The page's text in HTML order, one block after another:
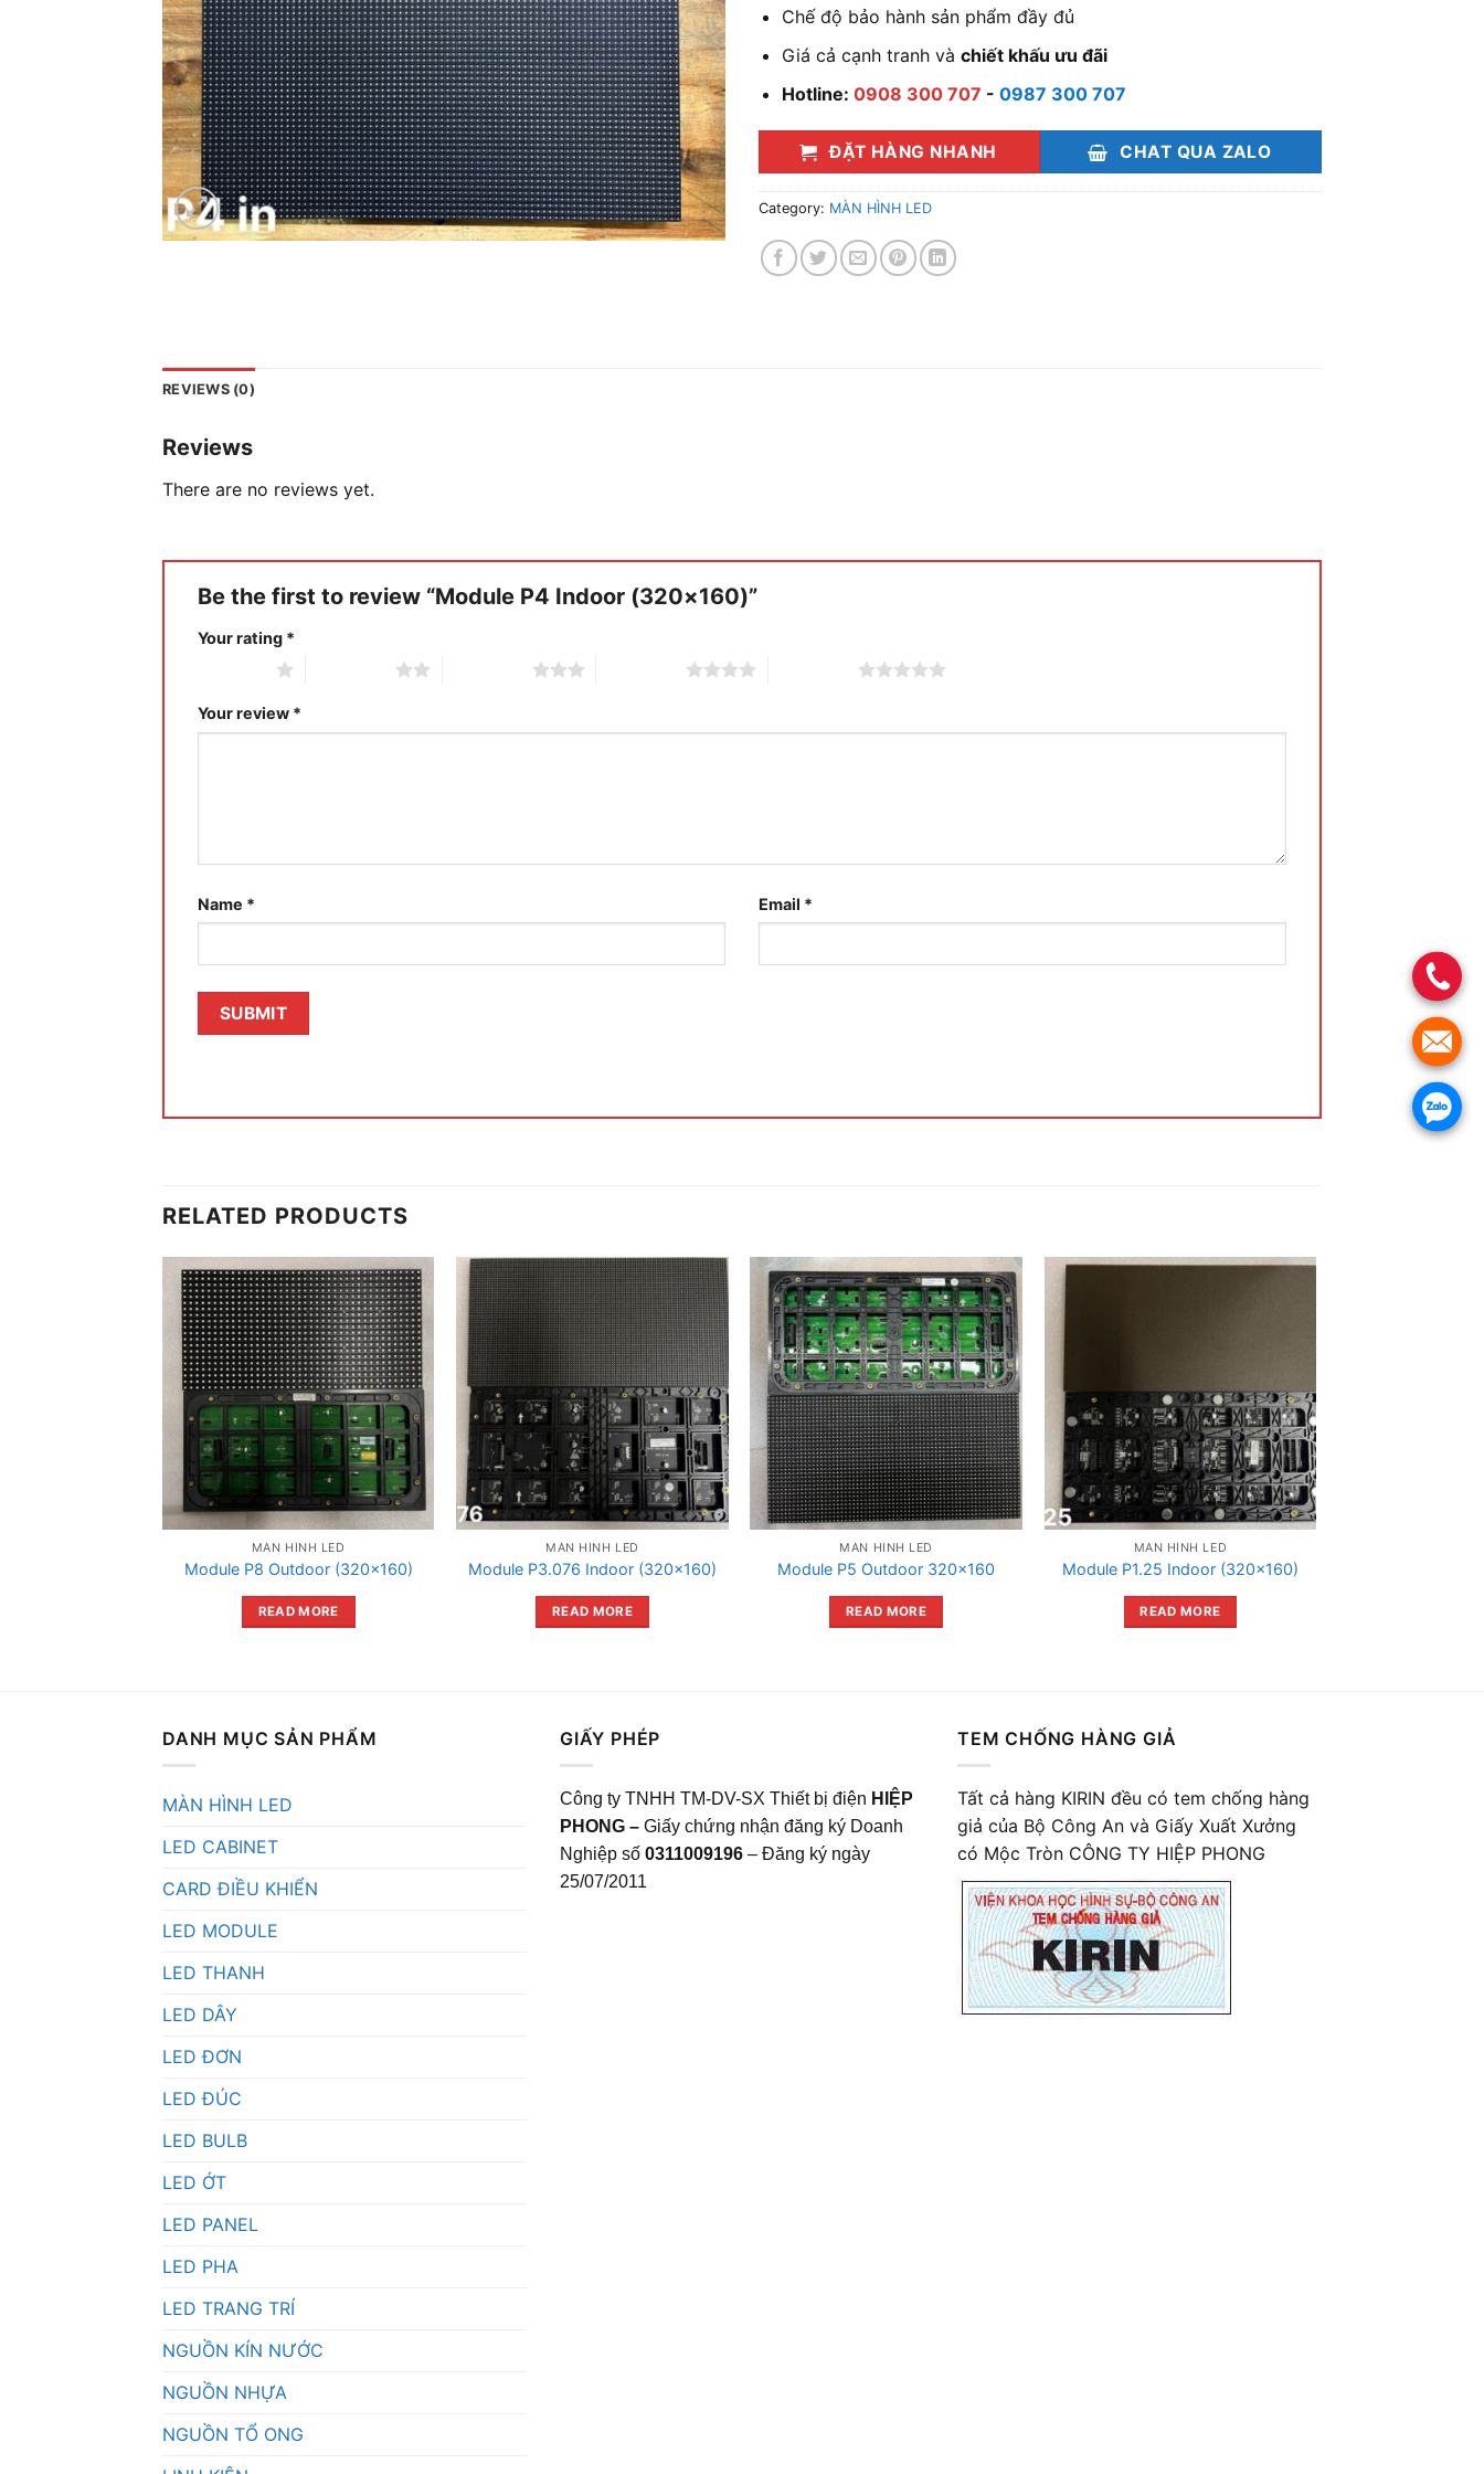
Chế độ bảo hành sản phẩm đầy đủ
Giá cả cạnh tranh và chiết khấu ưu đãi
Hotline: 0908 300 707 - 0987 300 707
ĐẶT HÀNG NHANH CHAT QUA ZALO
Category: MÀN HÌNH LED
REVIEWS (0)
Reviews
There are no reviews yet.
Be the first to review “Module P4 Indoor (320×160)”
Your rating *
Your review *
Name * Email *
RELATED PRODUCTS
MÀN HÌNH LED
Module P8 Outdoor (320×160)
READ MORE
MÀN HÌNH LED
Module P3.076 Indoor (320×160)
READ MORE
MÀN HÌNH LED
Module P5 Outdoor 320×160
READ MORE
MÀN HÌNH LED
Module P1.25 Indoor (320×160)
READ MORE
DANH MỤC SẢN PHẨM
MÀN HÌNH LED
LED CABINET
CARD ĐIỀU KHIỂN
LED MODULE
LED THANH
LED DÂY
LED ĐƠN
LED ĐÚC
LED BULB
LED ỚT
LED PANEL
LED PHA
LED TRANG TRÍ
NGUỒN KÍN NƯỚC
NGUỒN NHỰA
NGUỒN TỔ ONG
GIẤY PHÉP
Công ty TNHH TM-DV-SX Thiết bị điện HIỆP
PHONG – Giấy chứng nhận đăng ký Doanh
Nghiệp số 0311009196 – Đăng ký ngày
25/07/2011
TEM CHỐNG HÀNG GIẢ
Tất cả hàng KIRIN đều có tem chống hàng
giả của Bộ Công An và Giấy Xuất Xưởng
có Mộc Tròn CÔNG TY HIỆP PHONG